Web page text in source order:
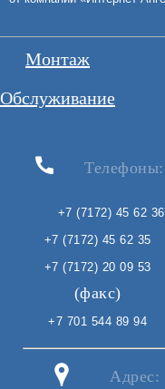
Монтаж
Обслуживание
Телефоны:
+7 (7172) 45 62 36
+7 (7172) 45 62 35
+7 (7172) 20 09 53
(факс)
+7 701 544 89 94
Адрес: